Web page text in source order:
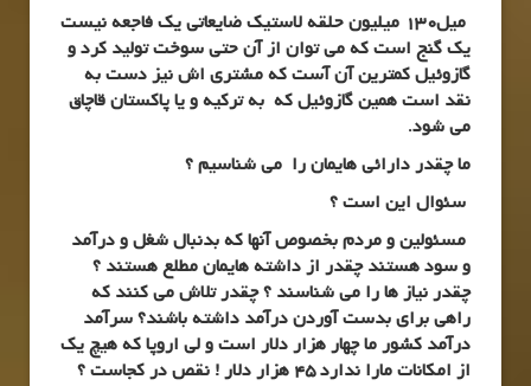
میل130 میلیون حلقه لاستیک ضایعاتی یک فاجعه نیست
یک گنج است که می توان از آن حتی سوخت تولید کرد و
گازوئیل کمترین آن آست که مشتری اش نیز دست به
نقد است همین گازوئیل که به ترکیه و یا پاکستان قاچاق
می شود.
ما چقدر دارائی هایمان را می شناسیم ؟
سئوال این است ؟
مسئولین و مردم بخصوص آنها که بدنبال شغل و درآمد
و سود هستند چقدر از داشته هایمان مطلع هستند ؟
چقدر نیاز ها را می شناسند ؟ چقدر تلاش می کنند که
راهی برای بدست آوردن درآمد داشته باشند؟ سرآمد
درآمد کشور ما چهار هزار دلار است و لی اروپا که هیچ یک
از امکانات مارا ندارد 45 هزار دلار ! نقص در کجاست ؟